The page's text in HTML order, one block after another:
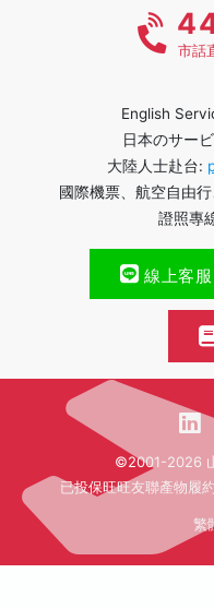
市話
English
日本のサー
大陸人士赴台:
國際機票、航空自由
證照專
線上客服
©2001-2026
已投保旺旺友聯產物履
繁